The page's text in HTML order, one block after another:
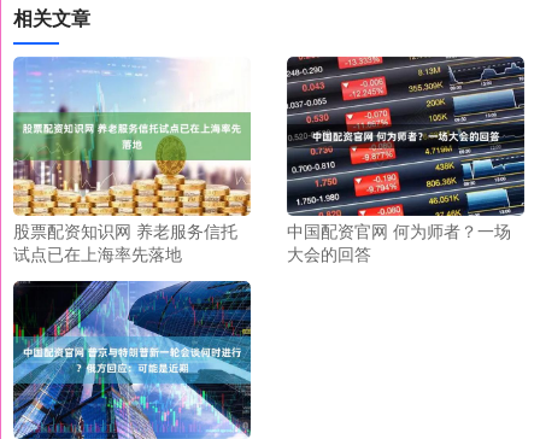
相关文章
股票配资知识网 养老服务信托
试点已在上海率先落地
中国配资官网 何为师者？一场
大会的回答